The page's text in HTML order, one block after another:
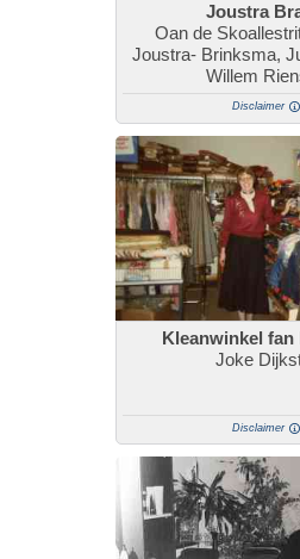
Joustra
Oan de
Joustra- Brinksma,
Willem
Disclaimer
Kleanwinkel fan
Joke
Disclaimer